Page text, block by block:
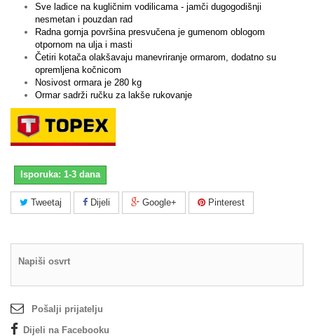
Sve ladice na kugličnim vodilicama - jamči dugogodišnji
nesmetan i pouzdan rad
Radna gornja površina presvučena je gumenom oblogom
otpornom na ulja i masti
Četiri kotača olakšavaju manevriranje ormarom, dodatno su
opremljena kočnicom
Nosivost ormara je 280 kg
Ormar sadrži ručku za lakše rukovanje
Isporuka: 1-3 dana
Tweetaj Dijeli Google+ Pinterest
Napiši osvrt
Pošalji prijatelju
Dijeli na Facebooku